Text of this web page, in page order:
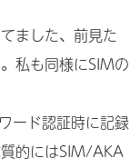
ました、前見た
私も同様にSIMの
ード認証時に記録
的にはSIM/AKA